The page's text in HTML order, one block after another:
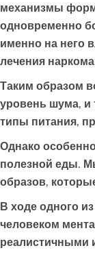
механизмы
одновременно
именно на него
лечения
Таким образом
уровень шума, и
типы питания,
Однако
полезной еды.
образов,
В ходе одного
человеком
реалистичными